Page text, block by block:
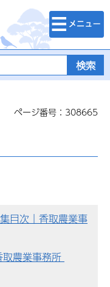
検索・メニュ
ー
ページ番号：308665
目次｜香取農業事
農業事務所